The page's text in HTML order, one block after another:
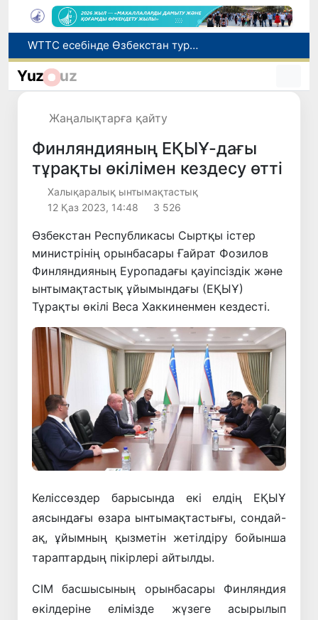
Мүмкіндігі шектеулі талапкерлерге қабылдау емтихандарында қосымша уақыт беріледі
Беларусьтен Өзбекстанға екінші тікелей жүк пойызы жөнелтілді
Yuz uz
Жаңалықтарға қайту
Финляндияның ЕҚЫҰ-дағы
тұрақты өкілімен кездесу өтті
Халықаралық ынтымақтастық
12 Қаз 2023, 14:48
3 526
Өзбекстан Республикасы Сыртқы істер
министрінің орынбасары Ғайрат Фозилов
Финляндияның Еуропадағы қауіпсіздік және
ынтымақтастық ұйымындағы (ЕҚЫҰ)
Тұрақты өкілі Веса Хаккиненмен кездесті.
Келіссөздер барысында екі елдің ЕҚЫҰ
аясындағы өзара ынтымақтастығы, сондай-
ақ, ұйымның қызметін жетілдіру бойынша
тараптардың пікірлері айтылды.
СІМ басшысының орынбасары Финляндия
өкілдеріне елімізде жүзеге асырылып